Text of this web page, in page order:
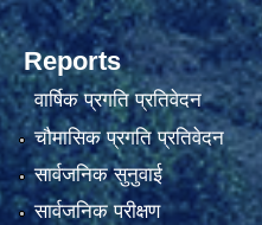
Reports
वार्षिक प्रगति प्रतिवेदन
चौमासिक प्रगति प्रतिवेदन
सार्वजनिक सुनुवाई
सार्वजनिक परीक्षण